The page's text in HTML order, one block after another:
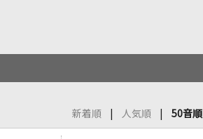
新着順
人気順 50音順